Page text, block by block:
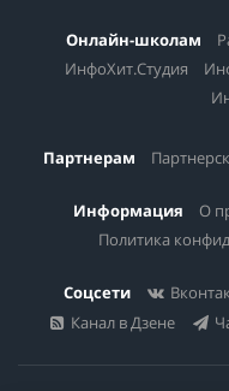
Онлайн-школам
ИнфоХит.Студия
Партнерам
Информация О
Политика
Соцсети
Канал в Дзене